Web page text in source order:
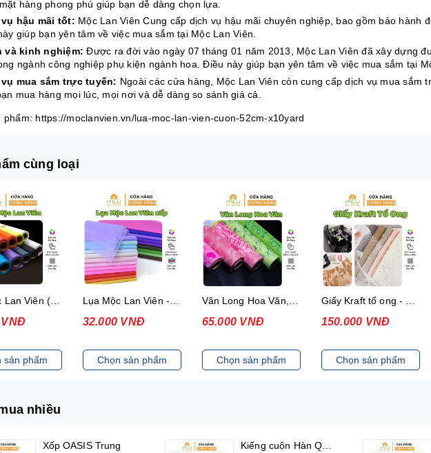
hàng phong phú giúp bạn dễ dàng chọn lựa.
vụ hậu mãi tốt: Mộc Lan Viên Cung cấp dịch vụ hậu mãi chuyên nghiệp, bao gồm bảo hành
giúp bạn yên tâm về việc mua sắm tại Mộc Lan Viên.
và kinh nghiệm: Được ra đời vào ngày 07 tháng 01 năm 2013, Mộc Lan Viên đã xây dựng
ngành công nghiệp phụ kiện ngành hoa. Điều này giúp bạn yên tâm về việc mua sắm tại
vụ mua sắm trực tuyến: Ngoài các cửa hàng, Mộc Lan Viên còn cung cấp dịch vụ mua sắm
mua hàng mọi lúc, mọi nơi và dễ dàng so sánh giá cả.
phẩm: https://moclanvien.vn/lua-moc-lan-vien-cuon-52cm-x10yard
cùng loại
VNĐ
sản phẩm
32.000 VNĐ
Chọn sản phẩm
65.000 VNĐ
Chọn sản phẩm
150.000 VNĐ
Chọn sản phẩm
nhiều
Xốp OASIS Trung